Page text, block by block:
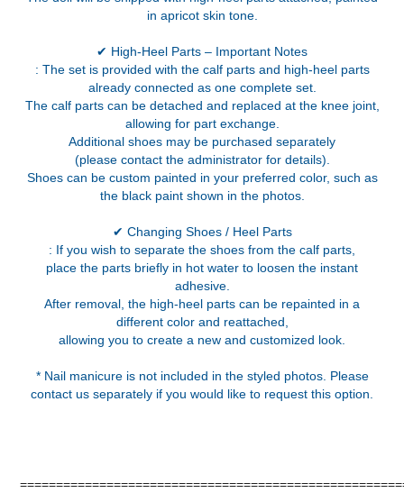
in apricot skin tone.
✔ High-Heel Parts – Important Notes
: The set is provided with the calf parts and high-heel parts
already connected as one complete set.
The calf parts can be detached and replaced at the knee joint,
allowing for part exchange.
Additional shoes may be purchased separately
(please contact the administrator for details).
Shoes can be custom painted in your preferred color, such as
the black paint shown in the photos.
✔ Changing Shoes / Heel Parts
: If you wish to separate the shoes from the calf parts,
place the parts briefly in hot water to loosen the instant
adhesive.
After removal, the high-heel parts can be repainted in a
different color and reattached,
allowing you to create a new and customized look.
* Nail manicure is not included in the styled photos. Please
contact us separately if you would like to request this option.